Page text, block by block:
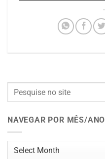
NAVEGAR POR MÊS/ANO
Navegar